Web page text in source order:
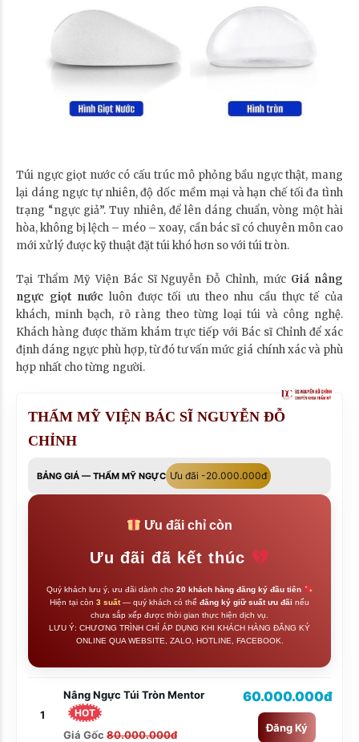
Túi ngực giọt nước có cấu trúc mô phỏng bầu ngực thật, mang
lại dáng ngực tự nhiên, độ dốc mềm mại và hạn chế tối đa tình
trạng “ngực giả”. Tuy nhiên, để lên dáng chuẩn, vòng một hài
hòa, không bị lệch – méo – xoay, cần bác sĩ có chuyên môn cao
mới xử lý được kỹ thuật đặt túi khó hơn so với túi tròn.
Tại Thẩm Mỹ Viện Bác Sĩ Nguyễn Đỗ Chỉnh, mức Giá nâng
ngực giọt nước luôn được tối ưu theo nhu cầu thực tế của
khách, minh bạch, rõ ràng theo từng loại túi và công nghệ.
Khách hàng được thăm khám trực tiếp với Bác sĩ Chỉnh để xác
định dáng ngực phù hợp, từ đó tư vấn mức giá chính xác và phù
hợp nhất cho từng người.
THẨM MỸ VIỆN BÁC SĨ NGUYỄN ĐỖ
CHỈNH
BẢNG GIÁ — THẨM MỸ NGỰC Ưu đãi -20.000.000đ
Ưu đãi chỉ còn
Ưu đãi đã kết thúc
Quý khách lưu ý, ưu đãi dành cho 20 khách hàng đăng ký đầu tiên
Hiện tại còn 3 suất— quý khách có thể đăng ký giữ suất ưu đãi nếu
chưa sắp xếp được thời gian thực hiện dịch vụ.
LƯU Ý: CHƯƠNG TRÌNH CHỈ ÁP DỤNG KHI KHÁCH HÀNG ĐĂNG KÝ
ONLINE QUA WEBSITE, ZALO, HOTLINE, FACEBOOK.
1
Nâng Ngực Túi Tròn Mentor
HOT
Giá Gốc 80.000.000đ
60.000.000đ
Đăng Ký